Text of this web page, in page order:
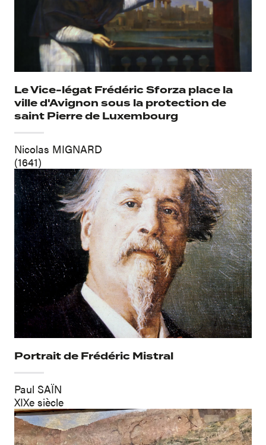
Le Vice-légat Frédéric Sforza place la
ville d'Avignon sous la protection de
saint Pierre de Luxembourg
Nicolas MIGNARD
(1641)
Portrait de Frédéric Mistral
Paul SAÏN
XIXe siècle